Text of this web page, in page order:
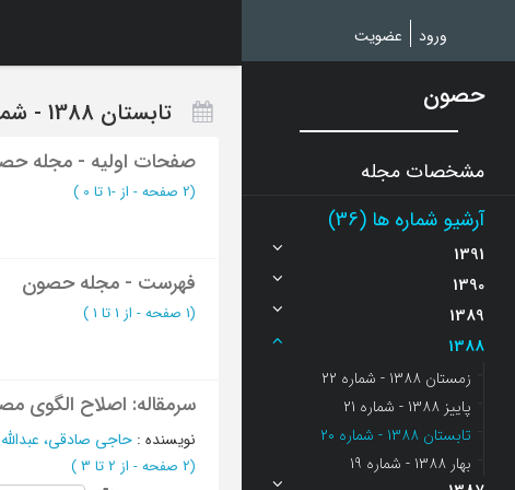
ورود عضویت
حصون
مشخصات مجله
آرشیو شماره ها (36)
1391
1390
1389
1388
زمستان 1388 - شماره 22
پاییز 1388 - شماره 21
تابستان 1388 - شماره 20
بهار 1388 - شماره 19
تابستان 1388 - شماره 20
صفحات اولیه - مجله
(‎2 صفحه - از -1 تا 0 )
فهرست - مجله حصون
(‎1 صفحه - از 1 تا 1 )
سرمقاله: اصلاح الگوی
نویسنده : حاجی صادقی، عبدالله
(‎2 صفحه - از 2 تا 3 )